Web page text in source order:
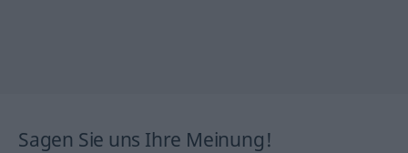
Sagen Sie uns Ihre Meinung!